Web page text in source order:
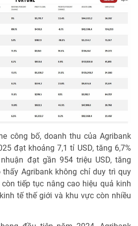
công bố, doanh thu của Agribank
đạt khoảng 7,1 tỉ USD, tăng 6,7%
đạt gần 954 triệu USD, tăng
thấy Agribank không chỉ duy trì quy
tiếp tục nâng cao hiệu quả kinh
tế thế giới và khu vực còn nhiều